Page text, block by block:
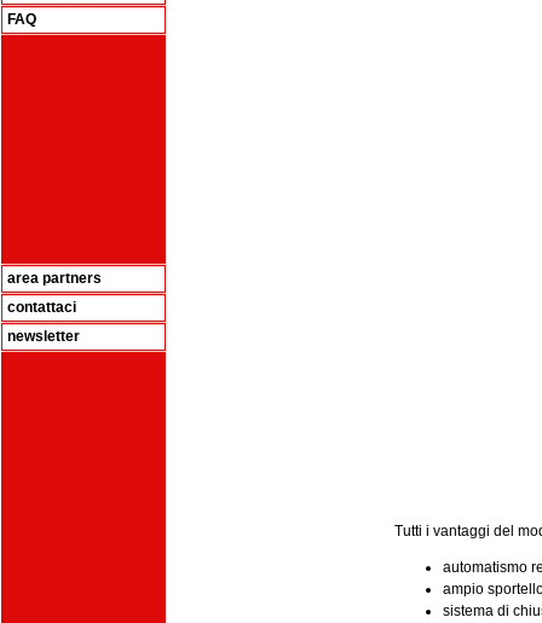
FAQ
area partners
contattaci
newsletter
Tutti i vantaggi del
automatismo
ampio
sistema di